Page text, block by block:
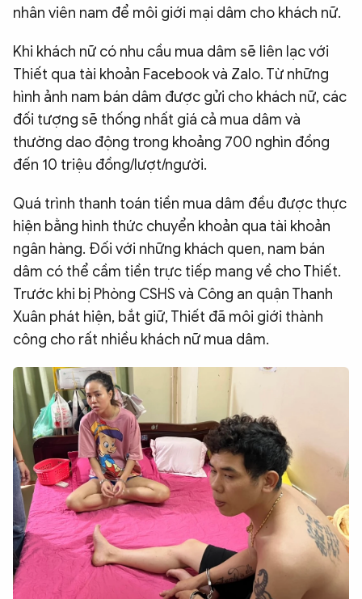
nhân viên nam để môi giới mại dâm cho khách nữ.
Khi khách nữ có nhu cầu mua dâm sẽ liên lạc với
Thiết qua tài khoản Facebook và Zalo. Từ những
hình ảnh nam bán dâm được gửi cho khách nữ, các
đối tượng sẽ thống nhất giá cả mua dâm và
thường dao động trong khoảng 700 nghìn đồng
đến 10 triệu đồng/lượt/người.
Quá trình thanh toán tiền mua dâm đều được thực
hiện bằng hình thức chuyển khoản qua tài khoản
ngân hàng. Đối với những khách quen, nam bán
dâm có thể cầm tiền trực tiếp mang về cho Thiết.
Trước khi bị Phòng CSHS và Công an quận Thanh
Xuân phát hiện, bắt giữ, Thiết đã môi giới thành
công cho rất nhiều khách nữ mua dâm.